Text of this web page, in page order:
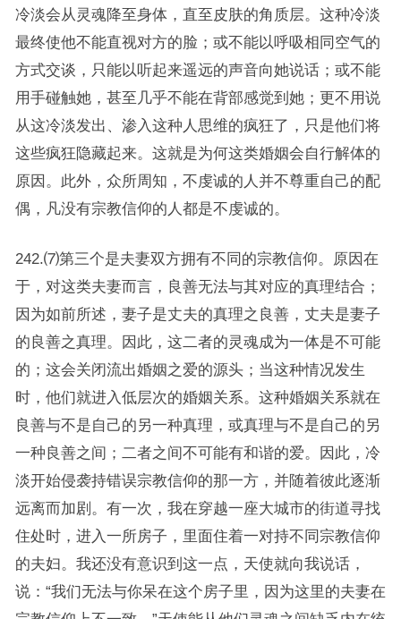
冷淡会从灵魂降至身体，直至皮肤的角质层。这种冷淡
最终使他不能直视对方的脸；或不能以呼吸相同空气的
方式交谈，只能以听起来遥远的声音向她说话；或不能
用手碰触她，甚至几乎不能在背部感觉到她；更不用说
从这冷淡发出、渗入这种人思维的疯狂了，只是他们将
这些疯狂隐藏起来。这就是为何这类婚姻会自行解体的
原因。此外，众所周知，不虔诚的人并不尊重自己的配
偶，凡没有宗教信仰的人都是不虔诚的。
242.⑺第三个是夫妻双方拥有不同的宗教信仰。原因在
于，对这类夫妻而言，良善无法与其对应的真理结合；
因为如前所述，妻子是丈夫的真理之良善，丈夫是妻子
的良善之真理。因此，这二者的灵魂成为一体是不可能
的；这会关闭流出婚姻之爱的源头；当这种情况发生
时，他们就进入低层次的婚姻关系。这种婚姻关系就在
良善与不是自己的另一种真理，或真理与不是自己的另
一种良善之间；二者之间不可能有和谐的爱。因此，冷
淡开始侵袭持错误宗教信仰的那一方，并随着彼此逐渐
远离而加剧。有一次，我在穿越一座大城市的街道寻找
住处时，进入一所房子，里面住着一对持不同宗教信仰
的夫妇。我还没有意识到这一点，天使就向我说话，
说：“我们无法与你呆在这个房子里，因为这里的夫妻在